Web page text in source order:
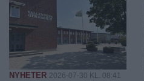
NYHETER 2026-07-30 KL. 08:41